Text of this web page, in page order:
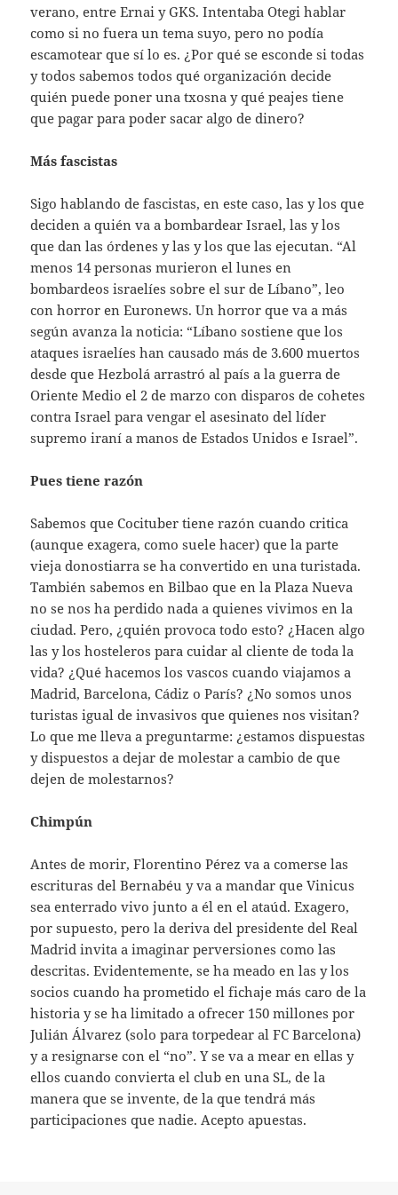
verano, entre Ernai y GKS. Intentaba Otegi hablar
como si no fuera un tema suyo, pero no podía
escamotear que sí lo es. ¿Por qué se esconde si todas
y todos sabemos todos qué organización decide
quién puede poner una txosna y qué peajes tiene
que pagar para poder sacar algo de dinero?
Más fascistas
Sigo hablando de fascistas, en este caso, las y los que
deciden a quién va a bombardear Israel, las y los
que dan las órdenes y las y los que las ejecutan. “Al
menos 14 personas murieron el lunes en
bombardeos israelíes sobre el sur de Líbano”, leo
con horror en Euronews. Un horror que va a más
según avanza la noticia: “Líbano sostiene que los
ataques israelíes han causado más de 3.600 muertos
desde que Hezbolá arrastró al país a la guerra de
Oriente Medio el 2 de marzo con disparos de cohetes
contra Israel para vengar el asesinato del líder
supremo iraní a manos de Estados Unidos e Israel”.
Pues tiene razón
Sabemos que Cocituber tiene razón cuando critica
(aunque exagera, como suele hacer) que la parte
vieja donostiarra se ha convertido en una turistada.
También sabemos en Bilbao que en la Plaza Nueva
no se nos ha perdido nada a quienes vivimos en la
ciudad. Pero, ¿quién provoca todo esto? ¿Hacen algo
las y los hosteleros para cuidar al cliente de toda la
vida? ¿Qué hacemos los vascos cuando viajamos a
Madrid, Barcelona, Cádiz o París? ¿No somos unos
turistas igual de invasivos que quienes nos visitan?
Lo que me lleva a preguntarme: ¿estamos dispuestas
y dispuestos a dejar de molestar a cambio de que
dejen de molestarnos?
Chimpún
Antes de morir, Florentino Pérez va a comerse las
escrituras del Bernabéu y va a mandar que Vinicus
sea enterrado vivo junto a él en el ataúd. Exagero,
por supuesto, pero la deriva del presidente del Real
Madrid invita a imaginar perversiones como las
descritas. Evidentemente, se ha meado en las y los
socios cuando ha prometido el fichaje más caro de la
historia y se ha limitado a ofrecer 150 millones por
Julián Álvarez (solo para torpedear al FC Barcelona)
y a resignarse con el “no”. Y se va a mear en ellas y
ellos cuando convierta el club en una SL, de la
manera que se invente, de la que tendrá más
participaciones que nadie. Acepto apuestas.